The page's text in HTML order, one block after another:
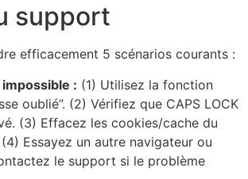
support
efficacement 5 scénarios courants :
: (1) Utilisez la fonction
oublié”. (2) Vérifiez que CAPS LOCK
(3) Effacez les cookies/cache du
Essayez un autre navigateur ou
le support si le problème